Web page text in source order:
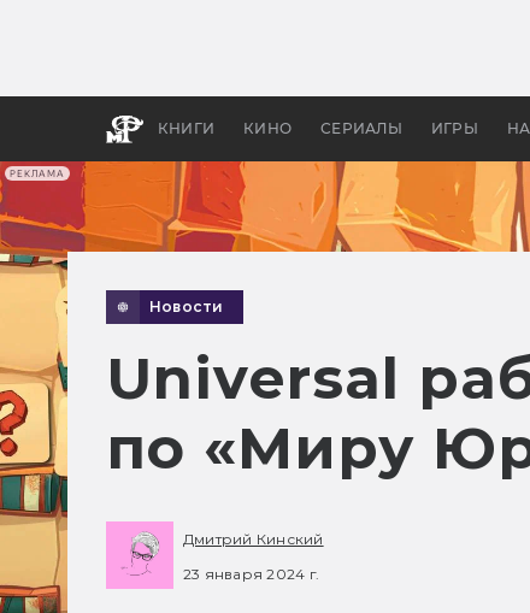
РЕКЛАМА
КНИГИ КИНО СЕРИАЛЫ ИГРЫ
бы
Новости
Universal
по «Миру
Дмитрий Кинский
23 января 2024 г.